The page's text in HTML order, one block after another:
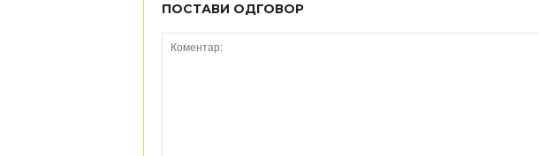
ПОСТАВИ ОДГОВОР